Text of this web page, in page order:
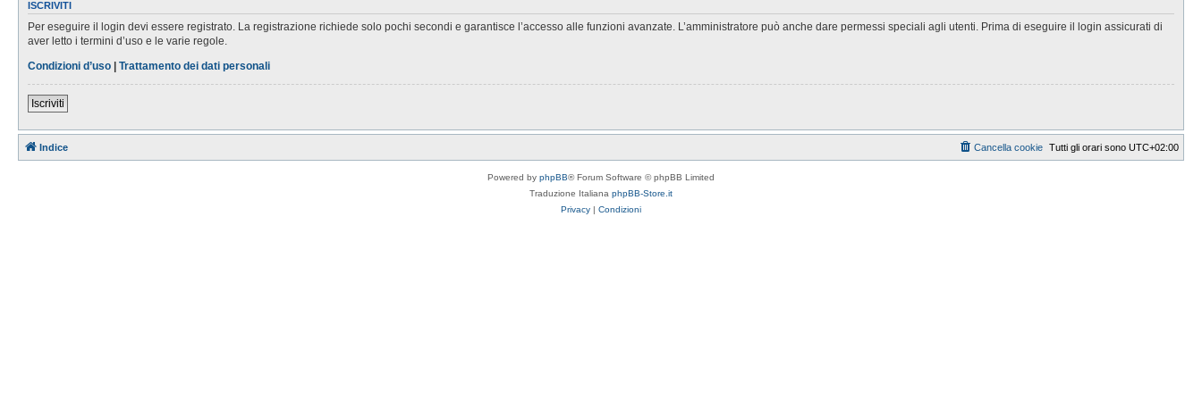
ISCRIVITI
Per eseguire il login devi essere registrato. La registrazione richiede solo pochi secondi e garantisce l’accesso alle funzioni avanzate. L’amministratore può anche dare permessi speciali agli utenti. Prima di eseguire il login assicurati di
aver letto i termini d’uso e le varie regole.
Condizioni d’uso | Trattamento dei dati personali
Iscriviti
Indice Tutti gli orari sono UTC+02:00
Cancella cookie
Powered by phpBB® Forum Software © phpBB Limited
Traduzione Italiana phpBB-Store.it
Privacy | Condizioni